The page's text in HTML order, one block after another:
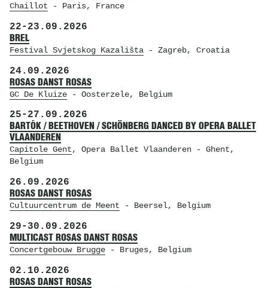
Chaillot - Paris, France
22- 23.09.2026
BREL
Festival Svjetskog Kazališta- Zagreb, Croatia
24.09.2026
ROSAS DANST ROSAS
GC De Kluize- Oosterzele, Belgium
25- 27.09.2026
BARTÓK / BEETHOVEN / SCHÖNBERG DANCED BY OPERA BALLET
VLAANDEREN
Capitole Gent, Opera Ballet Vlaanderen- Ghent,
Belgium
26.09.2026
ROSAS DANST ROSAS
Cultuurcentrum de Meent - Beersel, Belgium
29- 30.09.2026
MULTICAST ROSAS DANST ROSAS
Concertgebouw Brugge- Bruges, Belgium
02.10.2026
ROSAS DANST ROSAS